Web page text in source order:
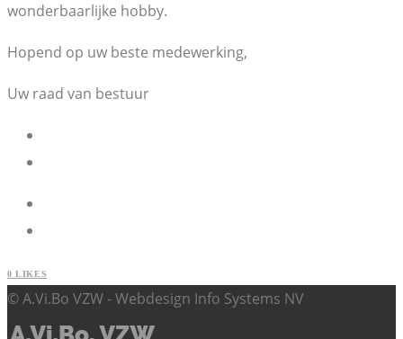
wonderbaarlijke hobby.
Hopend op uw beste medewerking,
Uw raad van bestuur
0 LIKES
© A.Vi.Bo VZW - Webdesign Info Systems NV